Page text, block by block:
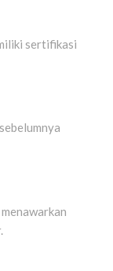
sertifikasi